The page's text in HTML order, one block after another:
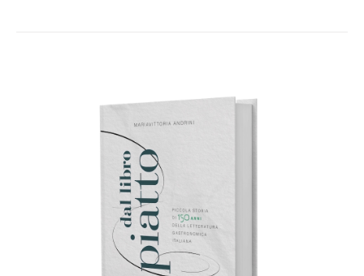
AGGIUNGI AL CARRELLO